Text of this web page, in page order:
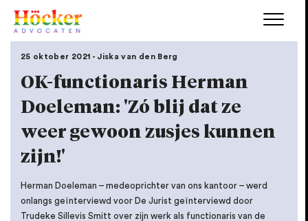
25 oktober 2021 - Jiska van den Berg
OK-functionaris Herman
Doeleman: 'Zó blij dat ze
weer gewoon zusjes kunnen
zijn!'
Herman Doeleman – medeoprichter van ons kantoor – werd
onlangs geïnterviewd voor De Jurist geïnterviewd door
Trudeke Sillevis Smitt over zijn werk als functionaris van de